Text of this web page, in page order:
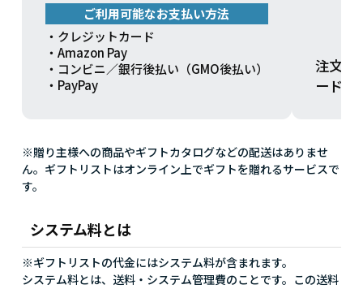
ご利用可能なお支払い方法
・クレジットカード
・Amazon Pay
・コンビニ／銀行後払い（GMO後払い）
・PayPay
注文方
ードを
※贈り主様への商品やギフトカタログなどの配送はありませ
ん。ギフトリストはオンライン上でギフトを贈れるサービスで
す。
システム料とは
※ギフトリストの代金にはシステム料が含まれます。
システム料とは、送料・システム管理費のことです。この送料